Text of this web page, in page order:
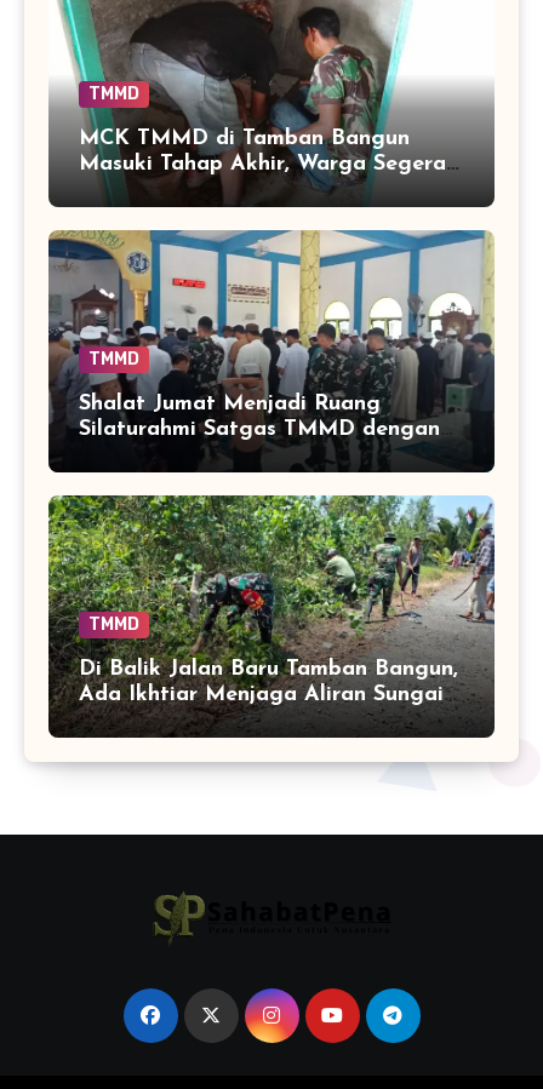
TMMD
MCK TMMD di Tamban Bangun
Masuki Tahap Akhir, Warga Segera
Nikmati Fasilitas Sanitasi yang
Lebih Layak
TMMD
Shalat Jumat Menjadi Ruang
Silaturahmi Satgas TMMD dengan
Warga Tamban Bangun
TMMD
Di Balik Jalan Baru Tamban Bangun,
Ada Ikhtiar Menjaga Aliran Sungai
Tetap Hidup